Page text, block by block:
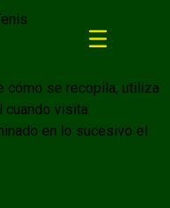
cómo se recopila, utiliza
cuando visita
en lo sucesivo el